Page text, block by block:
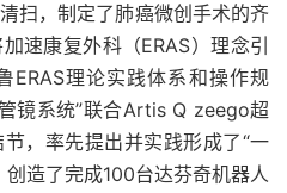
扫，制定了肺癌微创手术的齐
速康复外科（ERAS）理念引
ERAS理论实践体系和操作规
镜系统”联合Artis Q zeego超
，率先提出并实践形成了“一
造了完成100台达芬奇机器人